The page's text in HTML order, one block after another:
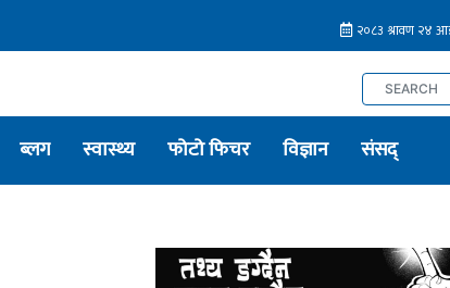
ब्लग स्वास्थ्य फोटो फिचर विज्ञान संसद्